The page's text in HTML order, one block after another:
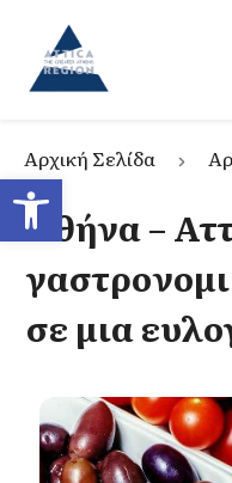
Ανοίξτε τη
Go to home
Αρχική Σελίδα
Αθήνα –
σε μια